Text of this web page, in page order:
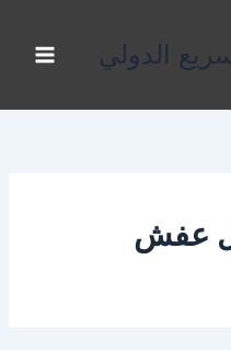
الدولي
عفش